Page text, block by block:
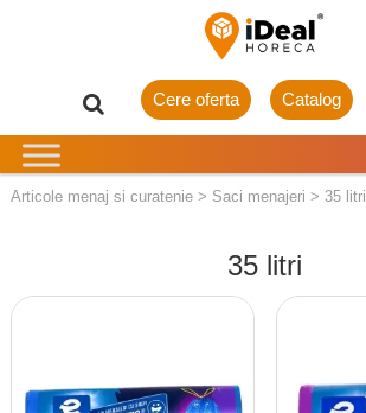
Catalog
Cere oferta
Articole menaj si curatenie> Saci menajeri > 35 litri
35 litri